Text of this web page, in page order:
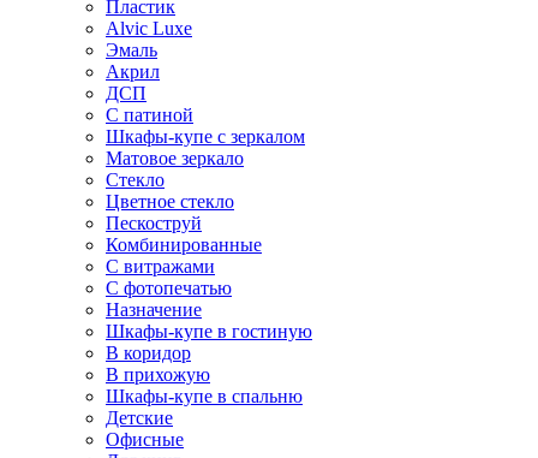
Пластик
Alvic Luxe
Эмаль
Акрил
ДСП
С патиной
Шкафы-купе с зеркалом
Матовое зеркало
Стекло
Цветное стекло
Пескоструй
Комбинированные
С витражами
С фотопечатью
Назначение
Шкафы-купе в гостиную
В коридор
В прихожую
Шкафы-купе в спальню
Детские
Офисные